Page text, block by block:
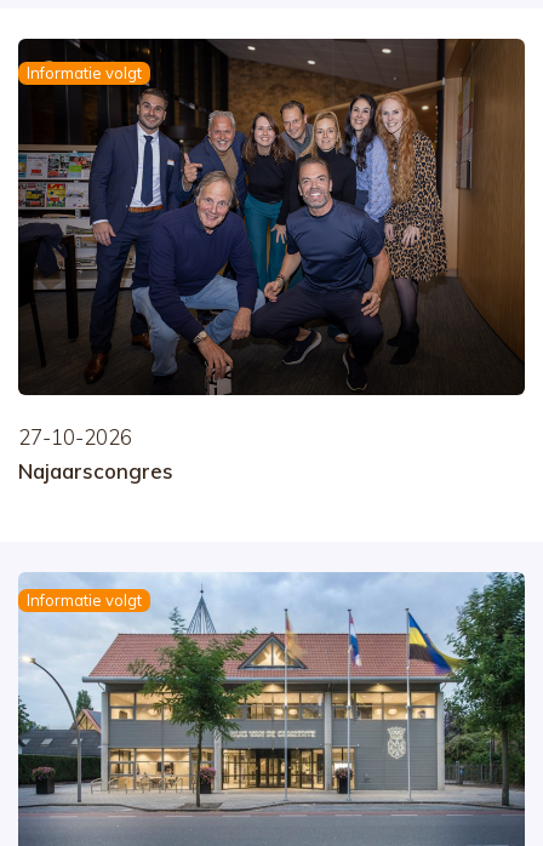
Informatie volgt
27-10-2026
Najaarscongres
Informatie volgt